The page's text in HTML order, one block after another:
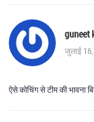
guneet
जुलाई
ऐसे कोचिंग से टीम की भावना